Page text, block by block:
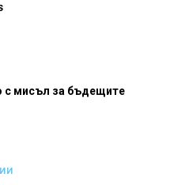
с мисъл за бъдещите